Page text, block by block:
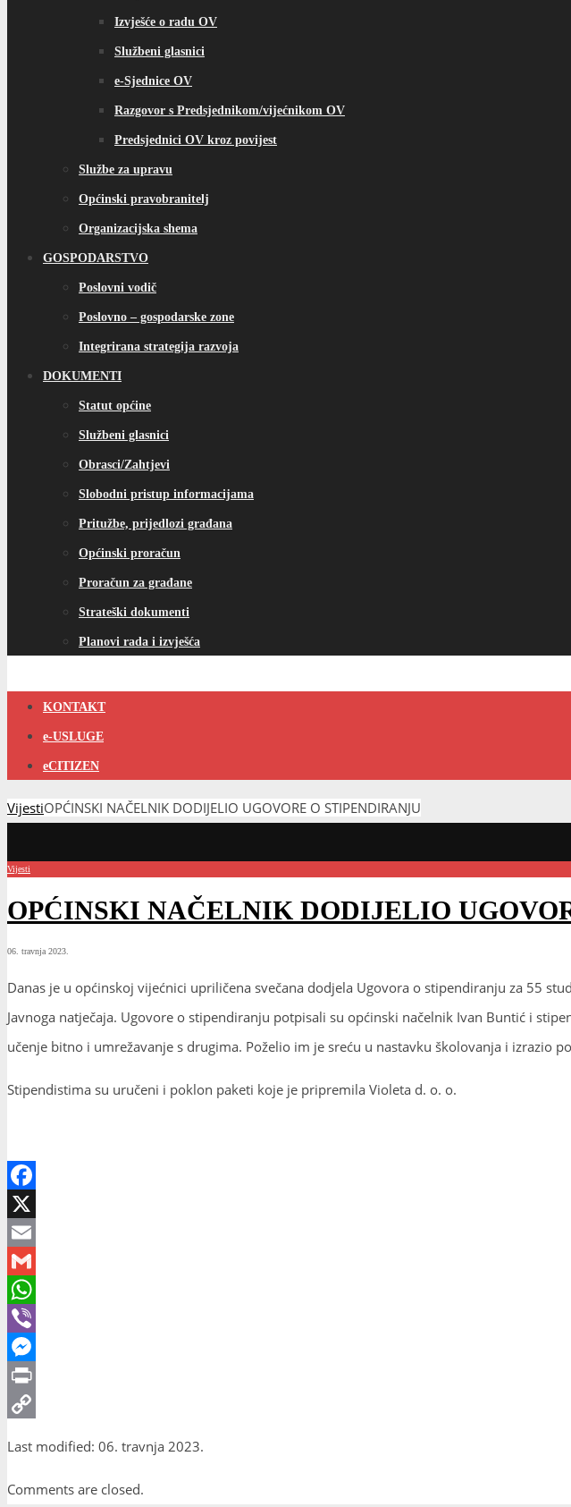
Izvješće o radu OV
Službeni glasnici
e-Sjednice OV
Razgovor s Predsjednikom/vijećnikom OV
Predsjednici OV kroz povijest
Službe za upravu
Općinski pravobranitelj
Organizacijska shema
GOSPODARSTVO
Poslovni vodič
Poslovno – gospodarske zone
Integrirana strategija razvoja
DOKUMENTI
Statut općine
Službeni glasnici
Obrasci/Zahtjevi
Slobodni pristup informacijama
Pritužbe, prijedlozi građana
Općinski proračun
Proračun za građane
Strateški dokumenti
Planovi rada i izvješća
KONTAKT
e-USLUGE
eCITIZEN
VijestiOPĆINSKI NAČELNIK DODIJELIO UGOVORE O STIPENDIRANJU
Vijesti
OPĆINSKI NAČELNIK DODIJELIO
06. travnja 2023.
Danas je u općinskoj vijećnici upriličena svečana dodjela Ugovora o stipendiranju za 55
Javnoga natječaja. Ugovore o stipendiranju potpisali su općinski načelnik Ivan Buntić i
učenje bitno i umrežavanje s drugima. Poželio im je sreću u nastavku školovanja i izrazio
Stipendistima su uručeni i poklon paketi koje je pripremila Violeta d. o. o.
Facebook
X
Email
Gmail
WhatsApp
Viber
Messenger
Print
Last modified: 06. travnja 2023.
Comments are closed.